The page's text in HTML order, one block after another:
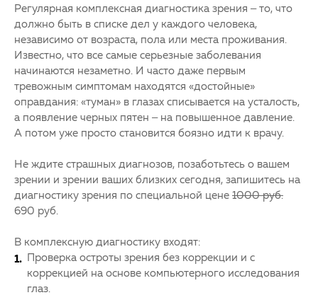
Регулярная комплексная диагностика зрения – то, что
должно быть в списке дел у каждого человека,
независимо от возраста, пола или места проживания.
Известно, что все самые серьезные заболевания
начинаются незаметно. И часто даже первым
тревожным симптомам находятся «достойные»
оправдания: «туман» в глазах списывается на усталость,
а появление черных пятен – на повышенное давление.
А потом уже просто становится боязно идти к врачу.
Не ждите страшных диагнозов, позаботьтесь о вашем
зрении и зрении ваших близких сегодня, запишитесь на
диагностику зрения по специальной цене 1000 руб.
690 руб.
В комплексную диагностику входят:
Проверка остроты зрения без коррекции и с
коррекцией на основе компьютерного исследования
глаз.